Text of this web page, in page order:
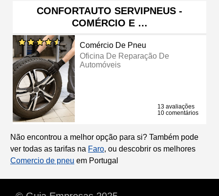
CONFORTAUTO SERVIPNEUS -
COMÉRCIO E …
Comércio De Pneu
Oficina De Reparação De
Automóveis
13 avaliações
10 comentários
Não encontrou a melhor opção para si? Também pode
ver todas as tarifas na Faro, ou descobrir os melhores
Comercio de pneu em Portugal